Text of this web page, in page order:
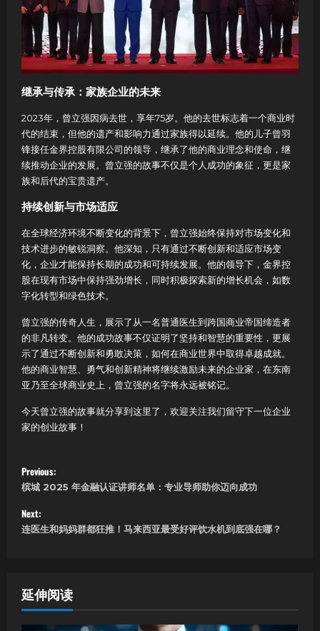
继承与传承：家族企业的未来
2023年，曾立强因病去世，享年75岁。他的去世标志着一个商业时
代的结束，但他的遗产和影响力通过家族得以延续。他的儿子曾羽
锋接任金界控股有限公司的领导，继承了他的商业理念和使命，继
续推动企业的发展。曾立强的故事不仅是个人成功的象征，更是家
族和后代的宝贵遗产。
持续创新与市场适应
在全球经济环境不断变化的背景下，曾立强始终保持对市场变化和
技术进步的敏锐洞察。他深知，只有通过不断创新和适应市场变
化，企业才能保持长期的成功和可持续发展。他的领导下，金界控
股在现有市场中保持强劲增长，同时积极探索新的增长机会，如数
字化转型和绿色技术。
曾立强的传奇人生，展示了从一名普通医生到跨国商业帝国缔造者
的非凡转变。他的成功故事不仅证明了坚持和智慧的重要性，更展
示了通过不断创新和勇敢决策，如何在商业世界中取得卓越成就。
他的商业智慧、勇气和创新精神将继续激励未来的企业家，在东南
亚乃至全球商业史上，曾立强的名字将永远被铭记。
今天曾立强的故事就分享到这里了，欢迎关注我们留守下一位企业
家的创业故事！
P
o
s
n
a
Previous:
槟城 2025 年金融认证讲师名单：专业导师助你迈向成功
Next:
连医生和妈妈群都狂推！马来西亚最受好评饮水机到底强在哪？
延伸阅读